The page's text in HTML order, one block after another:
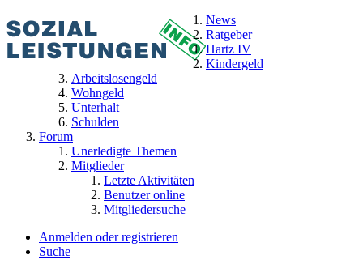
News
Ratgeber
Hartz IV
Kindergeld
Arbeitslosengeld
Wohngeld
Unterhalt
Schulden
Forum
Unerledigte Themen
Mitglieder
Letzte Aktivitäten
Benutzer online
Mitgliedersuche
Anmelden oder registrieren
Suche